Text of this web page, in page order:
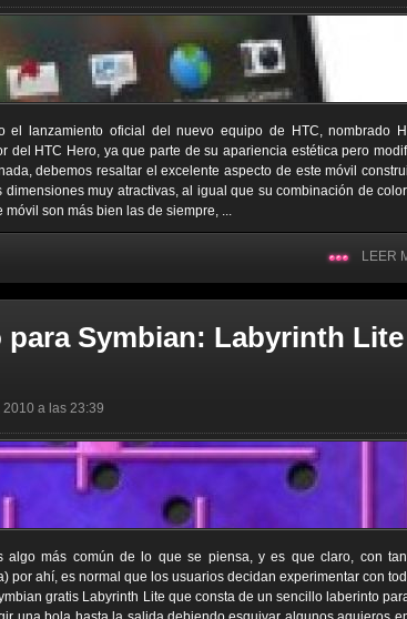
el lanzamiento oficial del nuevo equipo de HTC, nombrado
del HTC Hero, ya que parte de su apariencia estética pero
debemos resaltar el excelente aspecto de este móvil
muy atractivas, al igual que su combinación de
son más bien las de siempre, ...
LEER
para Symbian: Labyrinth Lite
a las 23:39
algo más común de lo que se piensa, y es que claro, con
por ahí, es normal que los usuarios decidan experimentar con
gratis Labyrinth Lite que consta de un sencillo laberinto